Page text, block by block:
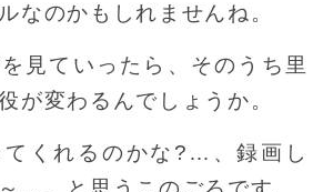
なのかもしれませんね。
見ていったら、そのうち里
が変わるんでしょうか。
てくれるのかな?…、録画し